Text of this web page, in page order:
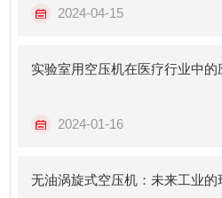
2024-04-15
实验室用空压机在医疗行业中的
2024-01-16
无油涡旋式空压机：未来工业的